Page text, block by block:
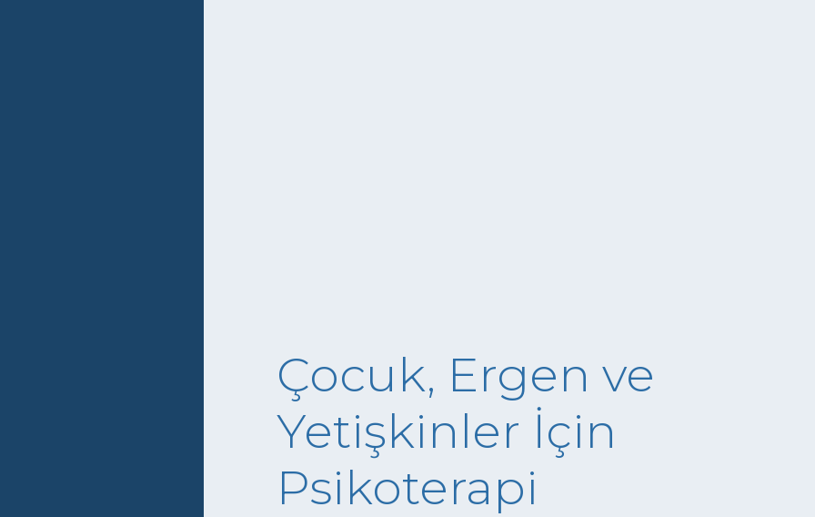
Çocuk, Ergen ve
Yetişkinler İçin
Psikoterapi